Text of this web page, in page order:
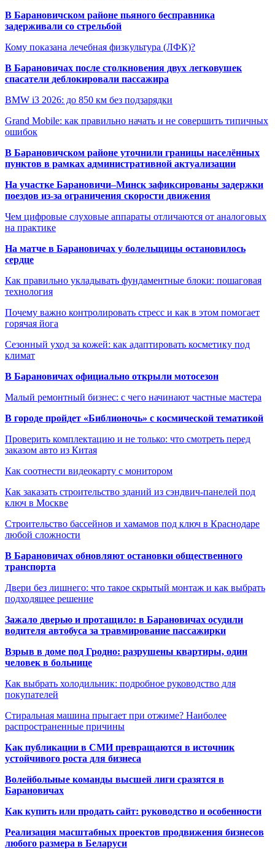
В Барановичском районе пьяного бесправника
задерживали со стрельбой
Кому показана лечебная физкультура (ЛФК)?
В Барановичах после столкновения двух легковушек
спасатели деблокировали пассажира
BMW i3 2026: до 850 км без подзарядки
Grand Mobile: как правильно начать и не совершить типичных
ошибок
В Барановичском районе уточнили границы населённых
пунктов в рамках административной актуализации
На участке Барановичи–Минск зафиксированы задержки
поездов из-за ограничения скорости движения
Чем цифровые слуховые аппараты отличаются от аналоговых
на практике
На матче в Барановичах у болельщицы остановилось
сердце
Как правильно укладывать фундаментные блоки: пошаговая
технология
Почему важно контролировать стресс и как в этом помогает
горячая йога
Сезонный уход за кожей: как адаптировать косметику под
климат
В Барановичах официально открыли мотосезон
Малый ремонтный бизнес: с чего начинают частные мастера
В городе пройдет «Библионочь» с космической тематикой
Проверить комплектацию и не только: что смотреть перед
заказом авто из Китая
Как соотнести видеокарту с монитором
Как заказать строительство зданий из сэндвич-панелей под
ключ в Москве
Строительство бассейнов и хамамов под ключ в Краснодаре
любой сложности
В Барановичах обновляют остановки общественного
транспорта
Двери без лишнего: что такое скрытый монтаж и как выбрать
подходящее решение
Зажало дверью и протащило: в Барановичах осудили
водителя автобуса за травмирование пассажирки
Взрыв в доме под Гродно: разрушены квартиры, один
человек в больнице
Как выбрать холодильник: подробное руководство для
покупателей
Стиральная машина прыгает при отжиме? Наиболее
распространенные причины
Как публикации в СМИ превращаются в источник
устойчивого роста для бизнеса
Волейбольные команды высшей лиги сразятся в
Барановичах
Как купить или продать сайт: руководство и особенности
Реализация масштабных проектов продвижения бизнесов
любого размера в Беларуси